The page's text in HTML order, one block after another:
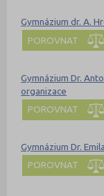
Gymnázium dr. A.
POROVNAT
Gymnázium Dr.
organizace
POROVNAT
Gymnázium Dr.
POROVNAT